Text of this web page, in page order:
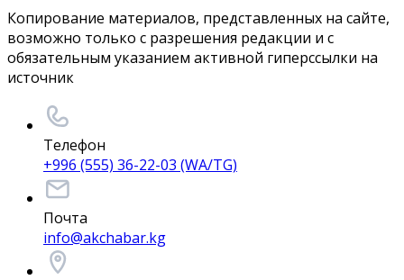
Копирование материалов, представленных на сайте,
возможно только с разрешения редакции и с
обязательным указанием активной гиперссылки на
источник
Телефон
+996 (555) 36-22-03 (WA/TG)
Почта
info@akchabar.kg